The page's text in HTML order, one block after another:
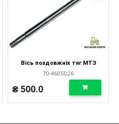
Вісь поздовжніх тяг МТЗ
70-4605026
₴ 500.0